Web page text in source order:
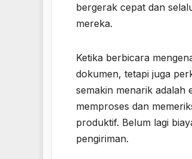
bergerak cepat dan
mereka.
Ketika berbicara
dokumen, tetapi juga
semakin menarik adalah
memproses dan
produktif. Belum lagi
pengiriman.